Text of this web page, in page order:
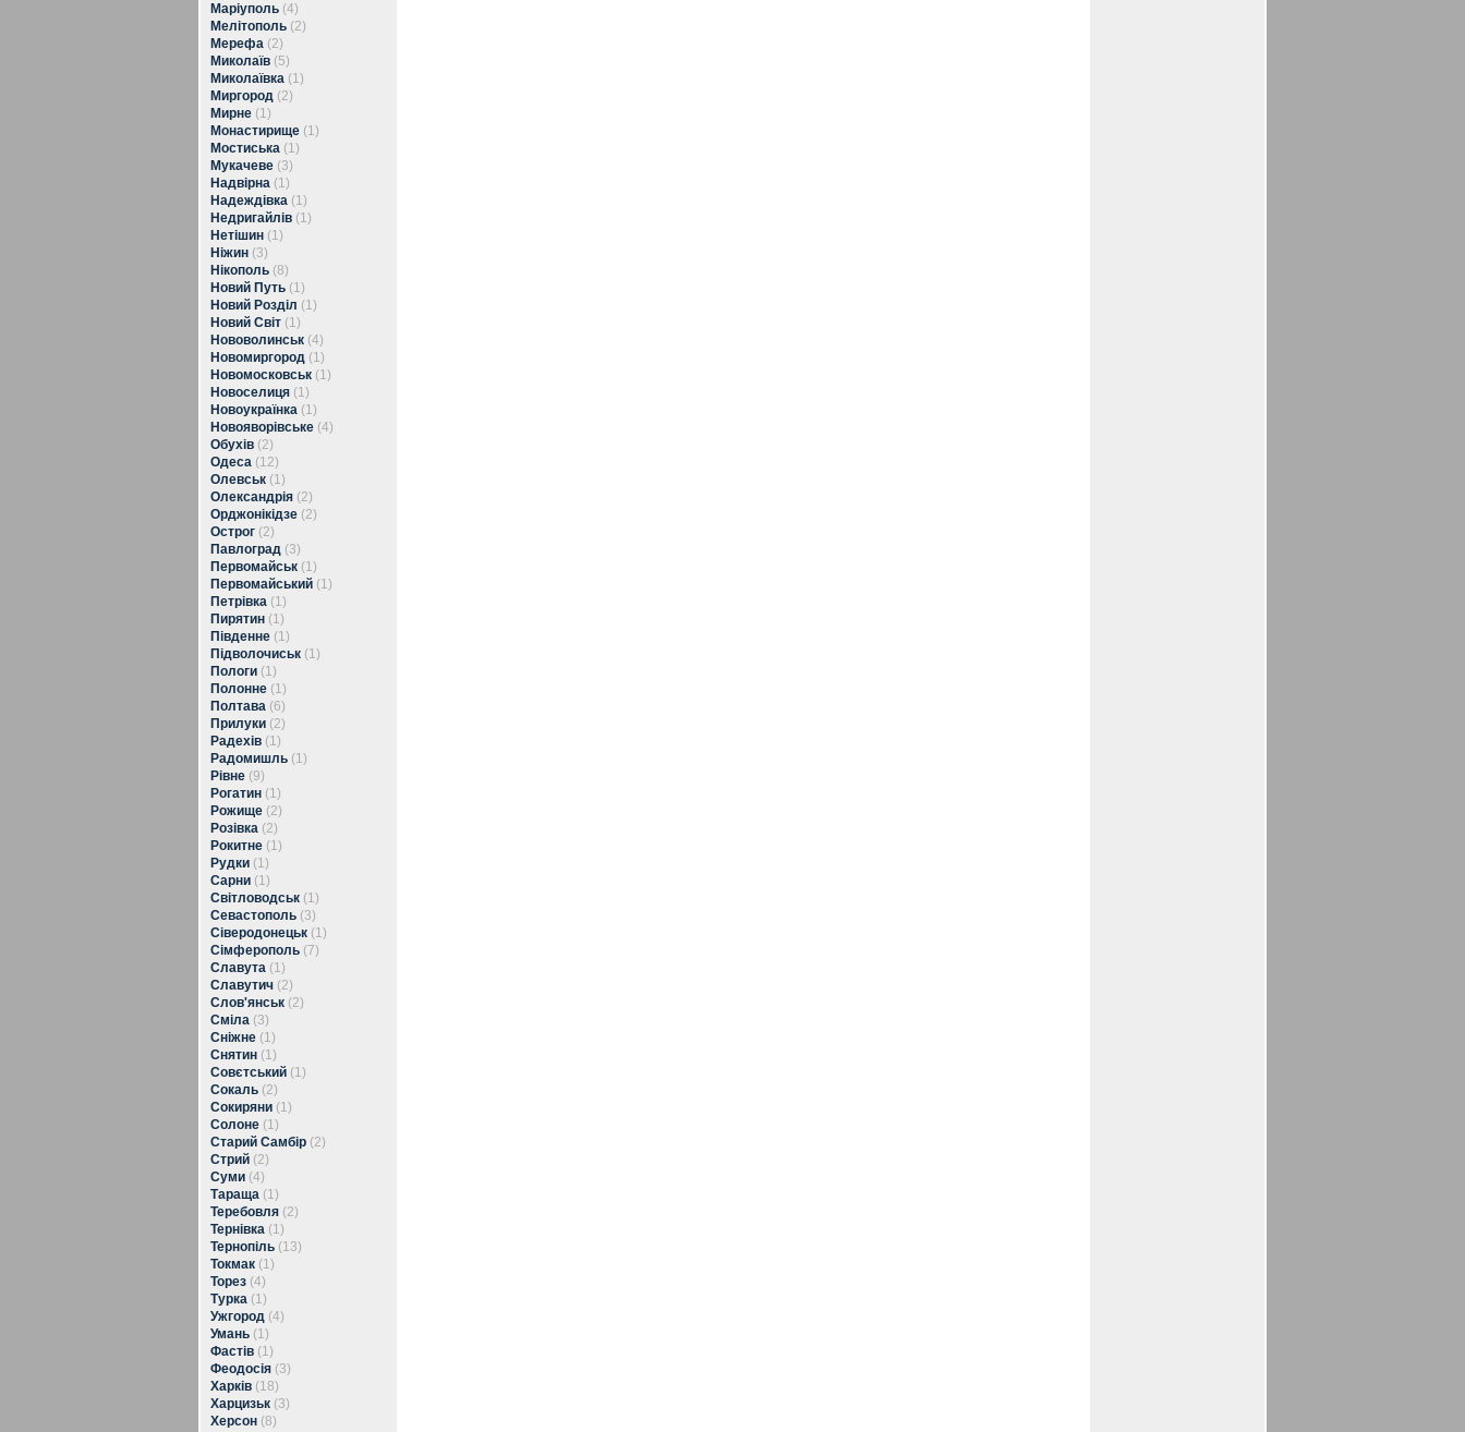
Маріуполь (4)
Мелітополь (2)
Мерефа (2)
Миколаїв (5)
Миколаївка (1)
Миргород (2)
Мирне (1)
Монастирище (1)
Мостиська (1)
Мукачеве (3)
Надвірна (1)
Надеждівка (1)
Недригайлів (1)
Нетішин (1)
Ніжин (3)
Нікополь (8)
Новий Путь (1)
Новий Розділ (1)
Новий Світ (1)
Нововолинськ (4)
Новомиргород (1)
Новомосковськ (1)
Новоселиця (1)
Новоукраїнка (1)
Новояворівське (4)
Обухів (2)
Одеса (12)
Олевськ (1)
Олександрія (2)
Орджонікідзе (2)
Острог (2)
Павлоград (3)
Первомайськ (1)
Первомайський (1)
Петрівка (1)
Пирятин (1)
Південне (1)
Підволочиськ (1)
Пологи (1)
Полонне (1)
Полтава (6)
Прилуки (2)
Радехів (1)
Радомишль (1)
Рівне (9)
Рогатин (1)
Рожище (2)
Розівка (2)
Рокитне (1)
Рудки (1)
Сарни (1)
Світловодськ (1)
Севастополь (3)
Сіверодонецьк (1)
Сімферополь (7)
Славута (1)
Славутич (2)
Слов'янськ (2)
Сміла (3)
Сніжне (1)
Снятин (1)
Совєтський (1)
Сокаль (2)
Сокиряни (1)
Солоне (1)
Старий Самбір (2)
Стрий (2)
Суми (4)
Тараща (1)
Теребовля (2)
Тернівка (1)
Тернопіль (13)
Токмак (1)
Торез (4)
Турка (1)
Ужгород (4)
Умань (1)
Фастів (1)
Феодосія (3)
Харків (18)
Харцизьк (3)
Херсон (8)